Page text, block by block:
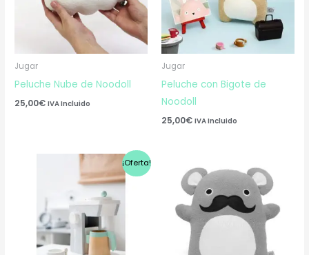
Jugar
Peluche Nube de Noodoll
25,00€ IVA Incluido
Jugar
Peluche con Bigote de
Noodoll
25,00€ IVA Incluido
¡Oferta!
original
53,50€.
El
precio
actual
38,00€.